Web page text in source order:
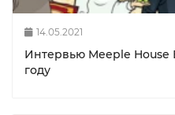
14.05.2021
Интервью Meeple House
году